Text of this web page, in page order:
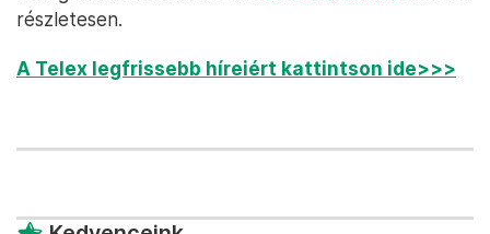
részletesen.
A Telex legfrissebb híreiért kattintson ide>>>